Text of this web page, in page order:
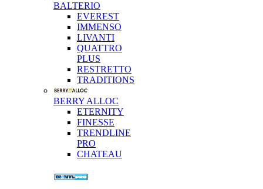
BALTERIO
EVEREST
IMMENSO
LIVANTI
QUATTRO
PLUS
RESTRETTO
TRADITIONS
BERRY ALLOC
ETERNITY
FINESSE
TRENDLINE
PRO
CHATEAU